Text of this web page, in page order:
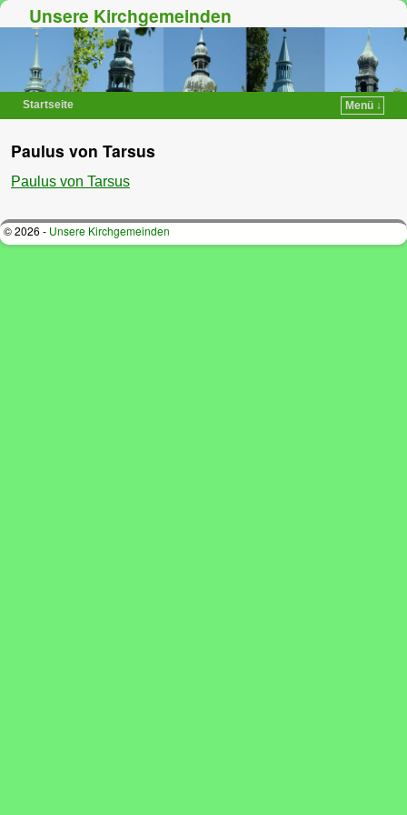
Unsere Kirchgemeinden
Startseite
Menü ↓
Paulus von Tarsus
Paulus von Tarsus
© 2026 - Unsere Kirchgemeinden